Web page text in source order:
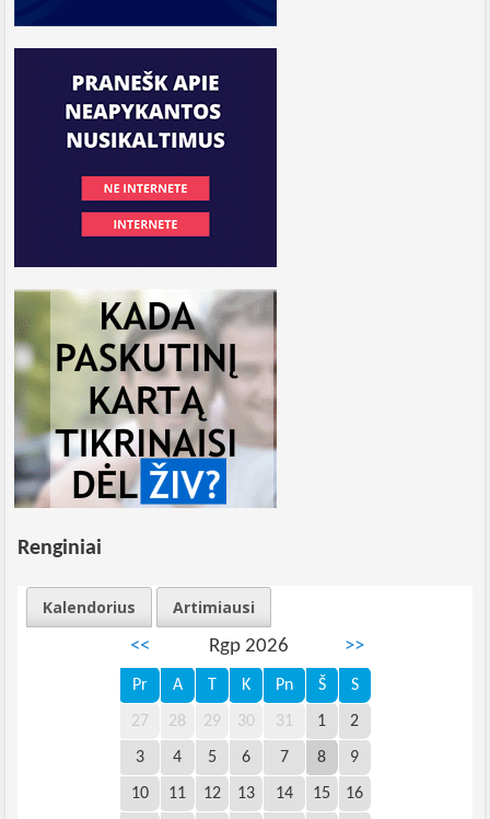
Renginiai
Kalendorius
Artimiausi
<<
Rgp 2026 >>
Pr A T K Pn Š S
27 28 29 30 31 1 2
3 4 5 6 7 8 9
10 11 12 13 14 15 16